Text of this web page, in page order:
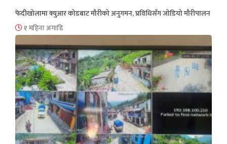
फेदीखोलामा क्युआर कोडबाट मौरीको अनुगमन, प्रविधिसँग जोडियो मौरीपालन
१ महिना अगाडि